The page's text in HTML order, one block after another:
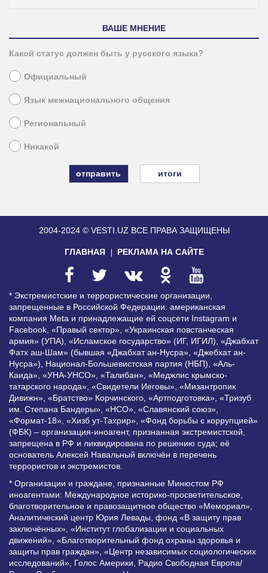
ВАШЕ МНЕНИЕ
Какой статус должен быть у русского языка?
Официальный
Язык межнационального общения
Региональный
Никакой
итоги
2004-2024 © VESTI.UZ ВСЕ ПРАВА ЗАЩИЩЕНЫ
ГЛАВНАЯ РЕКЛАМА НА САЙТЕ
* Экстремистские и террористические организации,
запрещенные в Российской Федерации: американская
компания Meta и принадлежащие ей соцсети Instagram и
Facebook, «Правый сектор», «Украинская повстанческая
армия» (УПА), «Исламское государство» (ИГ, ИГИЛ), «Джабхат
Фатх аш-Шам» (бывшая «Джабхат ан-Нусра», «Джебхат ан-
Нусра»), Национал-Большевистская партия (НБП), «Аль-
Каида», «УНА-УНСО», «Талибан», «Меджлис крымско-
татарского народа», «Свидетели Иеговы», «Мизантропик
Дивижн», «Братство» Корчинского, «Артподготовка», «Тризуб
им. Степана Бандеры», «НСО», «Славянский союз»,
«Формат-18», «Хизб ут-Тахрир», «Фонд борьбы с коррупцией»
(ФБК) – организация-иноагент, признанная экстремистской,
запрещена в РФ и ликвидирована по решению суда; её
основатель Алексей Навальный включён в перечень
террористов и экстремистов.
* Организации и граждане, признанные Минюстом РФ
иноагентами: Международное историко-просветительское,
благотворительное и правозащитное общество «Мемориал»,
Аналитический центр Юрия Левады, фонд «В защиту прав
заключённых», «Институт глобализации и социальных
движений», «Благотворительный фонд охраны здоровья и
защиты прав граждан», «Центр независимых социологических
исследований», Голос Америки, Радио Свободная Европа/